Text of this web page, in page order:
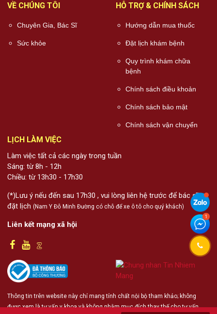
VỀ CHÚNG TÔI
Chuyên Gia, Bác Sĩ
Sức khỏe
HỖ TRỢ & CHÍNH SÁCH
Hướng dẫn mua thuốc
Đặt lịch khám bệnh
Quy trình khám chữa
bệnh
Chính sách điều khoản
Chính sách bảo mật
Chính sách vận chuyển
LỊCH LÀM VIỆC
Làm việc tất cả các ngày trong tuần
Sáng: từ 8h - 12h
Chiều: từ 13h30 - 17h30
(*)Lưu ý nếu đến sau 17h30 , vui lòng liên hệ trước để bác sĩ
đặt lịch (Nam Y Đỗ Minh Đường có chỗ để xe ô tô cho quý khách)
Liên kết mạng xã hội
Thông tin trên website này chỉ mang tính chất nội bộ tham khảo; không
được xem là tư vấn y khoa và không nhằm mục đích thay thế cho tư vấn,